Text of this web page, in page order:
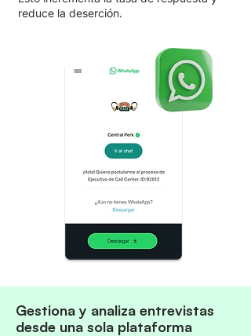
reduce la deserción.
Gestiona y analiza entrevistas
desde una sola plataforma